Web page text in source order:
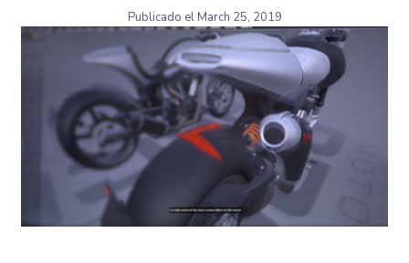
Publicado el March 25, 2019